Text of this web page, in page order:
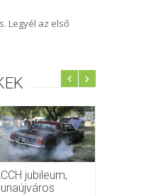
Legyél az első
jubileum,